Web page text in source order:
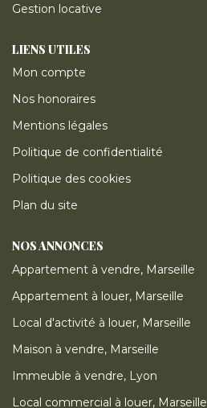
Gestion locative
LIENS UTILES
Mon compte
Nos honoraires
Mentions légales
Politique de confidentialité
Politique des cookies
Plan du site
NOS ANNONCES
Appartement à vendre, Marseille
Appartement à louer, Marseille
Local d'activité à louer, Marseille
Maison à vendre, Marseille
Immeuble à vendre, Lyon
Local commercial à louer, Marseille